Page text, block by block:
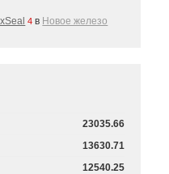
4 в Новое железо
23035.66
13630.71
12540.25